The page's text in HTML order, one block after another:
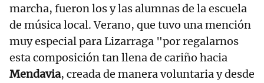
marcha, fueron los y las alumnas de la escuela
de música local. Verano, que tuvo una mención
muy especial para Lizarraga "por regalarnos
esta composición tan llena de cariño hacia
Mendavia, creada de manera voluntaria y desde